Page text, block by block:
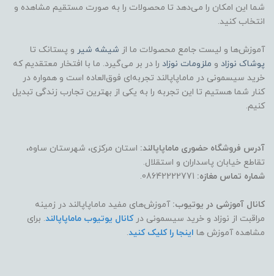
شما این امکان را می‌دهد تا محصولات را به صورت مستقیم مشاهده و
انتخاب کنید.
آموزش‌ها و لیست جامع محصولات ما از شیشه شیر و پستانک تا
پوشاک نوزاد و ملزومات نوزاد را در بر می‌گیرد. ما با افتخار معتقدیم که
خرید سیسمونی در ماماپاپالند تجربه‌ای فوق‌العاده است و همواره در
کنار شما هستیم تا این تجربه را به یکی از بهترین تجارب زندگی تبدیل
کنیم.
آدرس فروشگاه حضوری ماماپاپالند: استان مرکزی، شهرستان ساوه،
تقاطع خیابان پاسداران و استقلال.
شماره تماس مغازه:
کانال آموزشی در یوتیوب: آموزش‌های مفید ماماپاپالند در زمینه
مراقبت از نوزاد و خرید سیسمونی درکانال یوتیوب ماماپاپالند. برای
مشاهده آموزش ها اینجا را کلیک کنید.